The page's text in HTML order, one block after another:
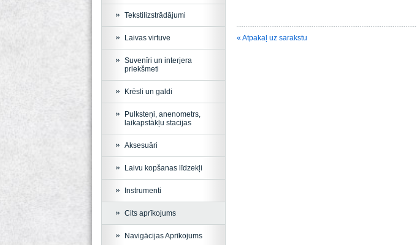
« Atpakaļ uz sarakstu
Tekstilizstrādājumi
Laivas virtuve
Suvenīri un interjera
priekšmeti
Krēsli un galdi
Pulksteņi, anenometrs,
laikapstākļu stacijas
Aksesuāri
Laivu kopšanas līdzekļi
Instrumenti
Cits aprīkojums
Navigācijas Aprīkojums